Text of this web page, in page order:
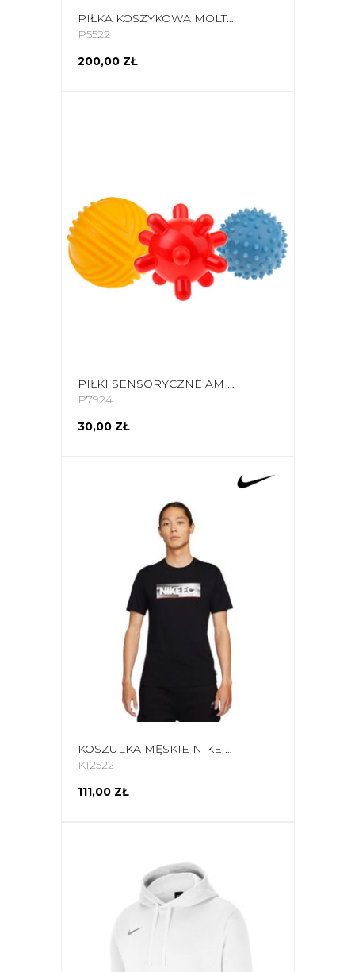
PIŁKA KOSZYKOWA MOLTEN B6D3500 OUTDOOR
P5522
200,00 ZŁ
PIŁKI SENSORYCZNE AM TULLO 3SZT 453
P7924
30,00 ZŁ
KOSZULKA MĘSKIE NIKE NK FC TEE SEASONAL BLOCK CZARNA DH7444 010
K12522
111,00 ZŁ